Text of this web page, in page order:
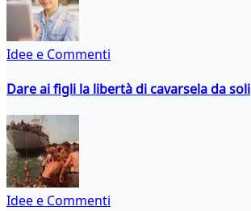
Idee e Commenti
Dare ai figli la libertà di cavarsela da soli
Idee e Commenti